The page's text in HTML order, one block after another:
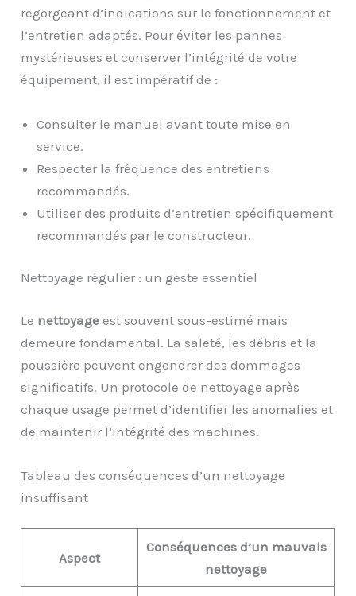
regorgeant d’indications sur le fonctionnement et
l’entretien adaptés. Pour éviter les pannes
mystérieuses et conserver l’intégrité de votre
équipement, il est impératif de :
Consulter le manuel avant toute mise en
service.
Respecter la fréquence des entretiens
recommandés.
Utiliser des produits d’entretien spécifiquement
recommandés par le constructeur.
Nettoyage régulier : un geste essentiel
Le nettoyage est souvent sous-estimé mais
demeure fondamental. La saleté, les débris et la
poussière peuvent engendrer des dommages
significatifs. Un protocole de nettoyage après
chaque usage permet d’identifier les anomalies et
de maintenir l’intégrité des machines.
Tableau des conséquences d’un nettoyage
insuffisant
Aspect
Conséquences d’un mauvais
nettoyage